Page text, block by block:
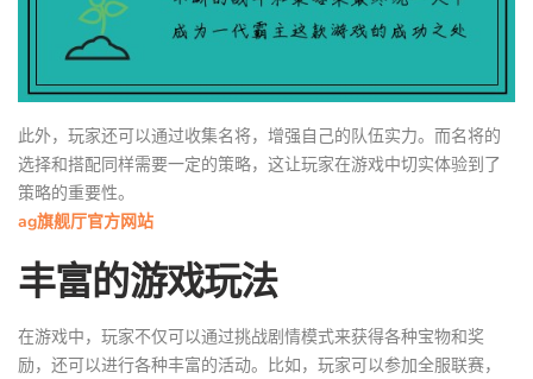
此外，玩家还可以通过收集名将，增强自己的队伍实力。而名将的
选择和搭配同样需要一定的策略，这让玩家在游戏中切实体验到了
策略的重要性。
ag旗舰厅官方网站
丰富的游戏玩法
在游戏中，玩家不仅可以通过挑战剧情模式来获得各种宝物和奖
励，还可以进行各种丰富的活动。比如，玩家可以参加全服联赛，